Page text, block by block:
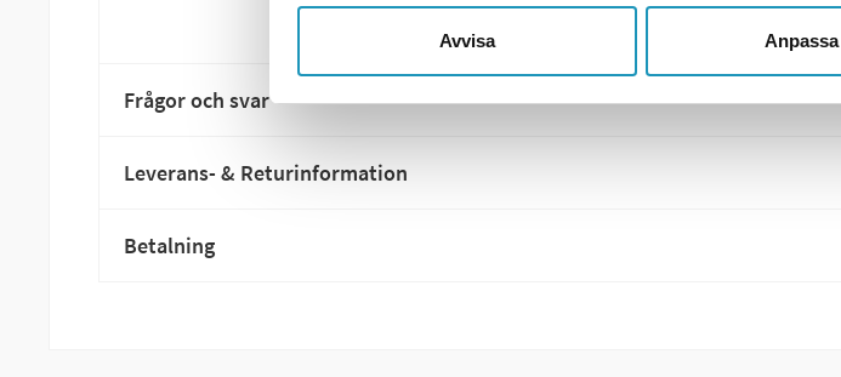
Avvisa Anpassa
Frågor och svar
Leverans- & Returinformation
Betalning